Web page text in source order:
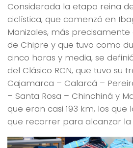
Considerada la etapa reina
ciclística, que comenzó en
Manizales, más
de Chipre y que tuvo como
cinco horas y media, se
del Clásico RCN, que tuvo su
Cajamarca – Calarcá –
– Santa Rosa – Chinchiná y
que eran casi 193 km, los que
que recorrer para alcanzar la